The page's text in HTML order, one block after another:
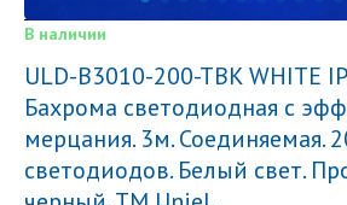
В наличии
ULD-B3010-200-TBK WHITE IP67
Бахрома светодиодная с
мерцания. 3м. Соединяемая.
светодиодов. Белый свет.